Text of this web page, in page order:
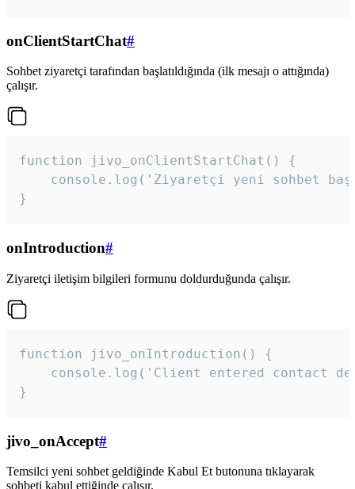
onClientStartChat#
Sohbet ziyaretçi tarafından başlatıldığında (ilk mesajı o attığında)
çalışır.
function jivo_onClientStartChat() {
console.log('Ziyaretçi yeni sohbet
}
onIntroduction#
Ziyaretçi iletişim bilgileri formunu doldurduğunda çalışır.
function jivo_onIntroduction() {
console.log('Client entered contact
}
jivo_onAccept#
Temsilci yeni sohbet geldiğinde Kabul Et butonuna tıklayarak
sohbeti kabul ettiğinde çalışır.